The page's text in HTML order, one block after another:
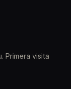
Primera visita